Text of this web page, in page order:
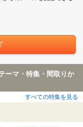
ーマ・特集・間取りか
すべての特集を見る